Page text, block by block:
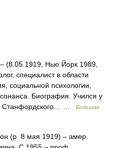
(8.05.1919, Нью Йорк 1989,
специалист в области
социальной психологии,
Биография. Учился у
Станфордского… …
Большая
(р. 8 мая 1919) – амер.